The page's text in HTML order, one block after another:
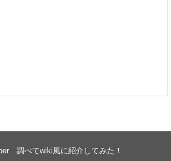
調べてwiki風に紹介してみた！ .